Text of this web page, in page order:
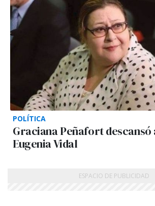
POLÍTICA
Graciana Peñafort
Eugenia Vidal